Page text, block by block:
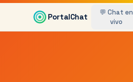
Saltar al contenido principal
PortalChat
💬 Chat en
vivo